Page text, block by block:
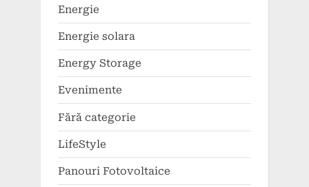
Energie
Energie solara
Energy Storage
Evenimente
Fără categorie
LifeStyle
Panouri Fotovoltaice